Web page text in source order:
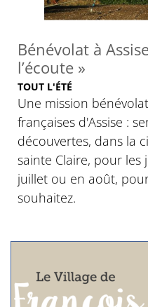
Bénévolat à
l’écoute »
TOUT L'ÉTÉ
Une mission
françaises d'Assise :
découvertes, dans la
sainte Claire, pour les
juillet ou en août,
souhaitez.